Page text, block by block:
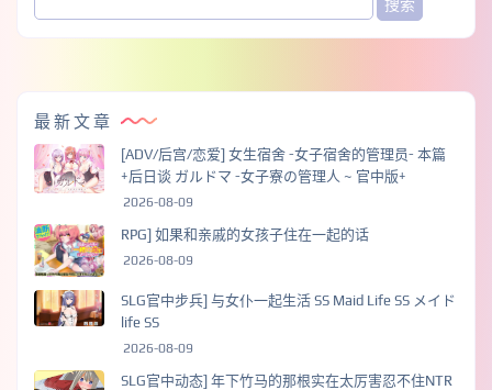
最新文章
[ADV/后宫/恋爱] 女生宿舍 -女子宿舍的管理员- 本篇
+后日谈 ガルドマ -女子寮の管理人 ~ 官中版+
2026-08-09
RPG] 如果和亲戚的女孩子住在一起的话
2026-08-09
SLG官中步兵] 与女仆一起生活 SS Maid Life SS メイド
life SS
2026-08-09
SLG官中动态] 年下竹马的那根实在太厉害忍不住NTR